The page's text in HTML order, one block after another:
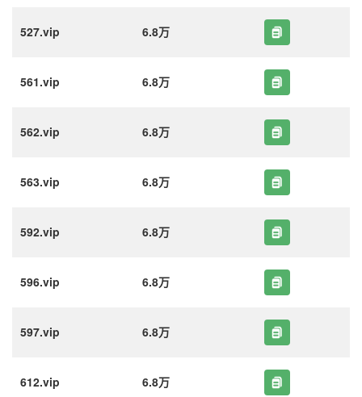
527.vip 6.8万
561.vip 6.8万
562.vip 6.8万
563.vip 6.8万
592.vip 6.8万
596.vip 6.8万
597.vip 6.8万
612.vip 6.8万